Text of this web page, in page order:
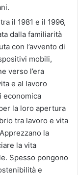
il 1981 e il 1996,
dalla familiarità
con l’avvento di
mobili,
verso l’era
e al lavoro
economica
la loro apertura
tra lavoro e vita
la
la vita
Spesso pongono
e